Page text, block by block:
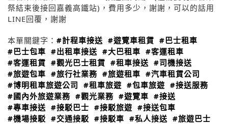
祭結束後接回嘉義高鐵站)，費用多少，謝謝，可以的話用
LINE回覆，謝謝
本單關鍵字： #計程車接送 #遊覽車租賃 #巴士租車
#巴士包車 #出租車接送 #大巴租車 #客運租車
#客運租賃 #觀光巴士租賃 #租車接送 #司機接送
#旅遊包車 #旅行社業務 #旅遊租車 #汽車租賃公司
#博明租車旅遊公司 #租車旅遊 #包車旅遊 #接送服務
#國內外旅遊業務 #觀光業務 #遊覽車 #接送
#專車接送 #接駁巴士 #接駁旅遊 #接送包車
#機場接駁 #交通接駁 #接駁車 #私人接送 #旅遊巴士